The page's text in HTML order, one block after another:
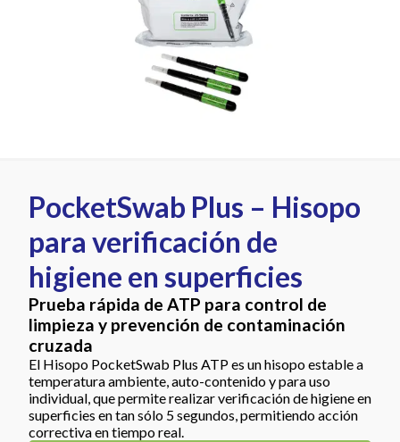
PocketSwab Plus – Hisopo
para verificación de
higiene en superficies
Prueba rápida de ATP para control de
limpieza y prevención de contaminación
cruzada
El Hisopo PocketSwab Plus ATP es un hisopo estable a
temperatura ambiente, auto-contenido y para uso
individual, que permite realizar verificación de higiene en
superficies en tan sólo 5 segundos, permitiendo acción
correctiva en tiempo real.